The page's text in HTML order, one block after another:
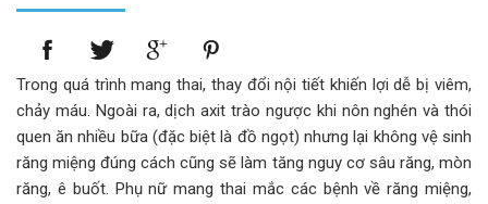
Trong quá trình mang thai, thay đổi nội tiết khiến lợi dễ bị viêm,
chảy máu. Ngoài ra, dịch axit trào ngược khi nôn nghén và thói
quen ăn nhiều bữa (đặc biệt là đồ ngọt) nhưng lại không vệ sinh
răng miệng đúng cách cũng sẽ làm tăng nguy cơ sâu răng, mòn
răng, ê buốt. Phụ nữ mang thai mắc các bệnh về răng miệng,